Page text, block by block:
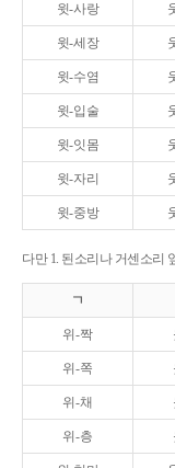
윗-사랑
윗-세장
윗-수염
윗-입술
윗-잇몸
윗-자리
윗-중방
다만 1. 된소리나 거센소리
ㄱ
위-짝
위-쪽
위-채
위-층